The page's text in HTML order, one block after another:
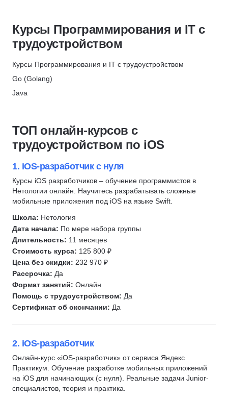
НИПКЭФ
Скидка 6%
ProductStar × РБК
Скидка 62%
МТИ
Информационная безопасность
Этичный хакинг
C#
DevOps
Разработка игр
Разработка
Ruby
Робототехника
Вайб-кодинг
Нейронные сети
Kotlin
Разработка под Android
Разработка под iOS
Тестирование на проникновение
Тестирование мобильных приложений
Тестирование API
Тестирование UI
Зерокодинг
Tilda
SQL
Git
Python
Веб-сервисы
Frontend-разработка
C#
Администрирование Linux
Сетевые технологии
Git
QA
Go (Golang)
Автоматизация тестирования
SQL
Linux
DevOps
Информационная безопасность
Язык R
1С разработка
Защита от мошенничества
Курсы Программирования и IT с
трудоустройством
Курсы Программирования и IT с трудоустройством
Go (Golang)
Java
Backend-разработка
Frontend-разработка
JavaScript
Fullstack-разработка
C#
Веб-разработка
QA
Kotlin
Swift
Разработка мобильных приложений
Разработка
Инженер по ручному тестированию
SQL
DevOps
Системное администрирование
ТОП онлайн-курсов с
трудоустройством по iOS
1. iOS-разработчик с нуля
Курсы iOS разработчиков – обучение программистов в
Нетологии онлайн. Научитесь разрабатывать сложные
мобильные приложения под iOS на языке Swift.
Школа: Нетология
Дата начала: По мере набора группы
Длительность: 11 месяцев
Стоимость курса: 125 800 ₽
Цена без скидки: 232 970 ₽
Рассрочка: Да
Формат занятий: Онлайн
Помощь с трудоустройством: Да
Сертификат об окончании: Да
2. iOS-разработчик
Онлайн-курс «iOS-разработчик» от сервиса Яндекс
Практикум. Обучение разработке мобильных приложений
на iOS для начинающих (с нуля). Реальные задачи Junior-
специалистов, теория и практика.